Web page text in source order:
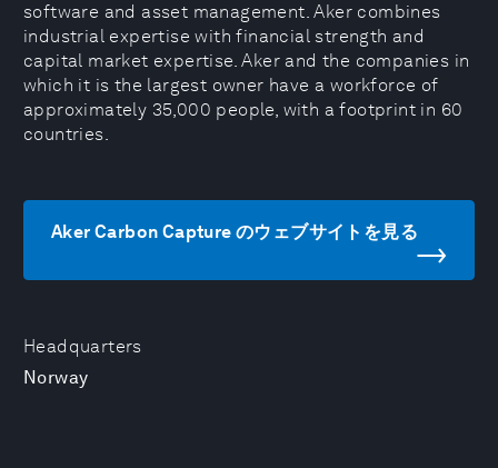
Headquarters
Norway
software and asset management. Aker combines
industrial expertise with financial strength and
capital market expertise. Aker and the companies in
which it is the largest owner have a workforce of
approximately 35,000 people, with a footprint in 60
countries.
Aker Carbon Capture のウェブサイトを見る